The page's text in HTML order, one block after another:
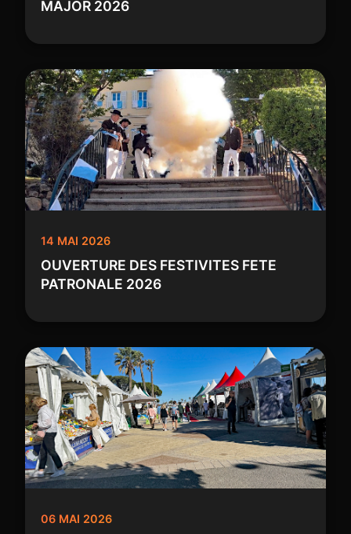
MAJOR 2026
14 MAI 2026
OUVERTURE DES FESTIVITES FETE
PATRONALE 2026
06 MAI 2026